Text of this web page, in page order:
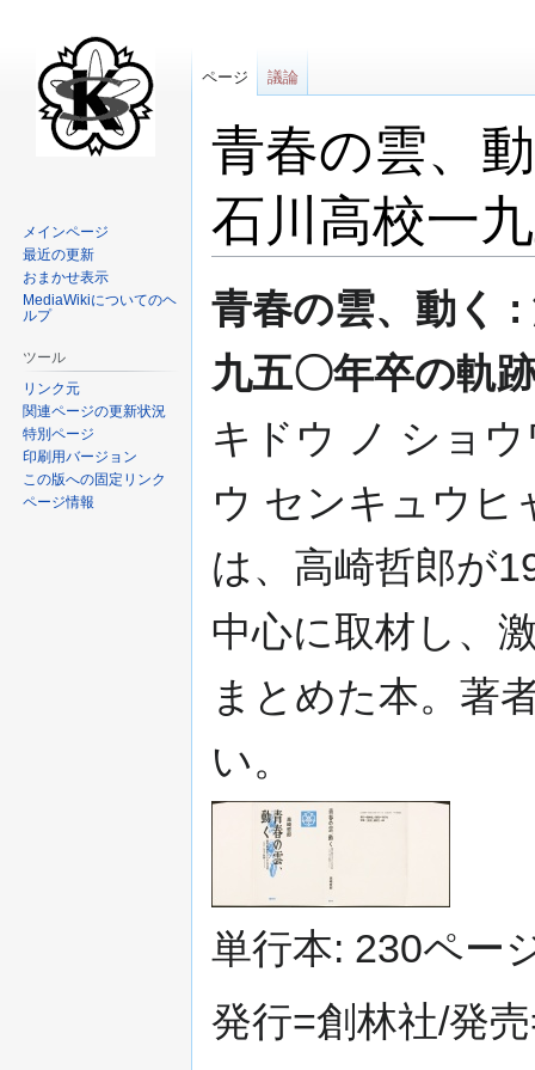
青春の雲、
石川高校一
ナ
ビ
ー
シ
ン
移
動
検
索
移
動
青春の雲、動く
九五〇年卒の軌
キドウ ノ ショ
ウ センキュウヒ
は、高崎哲郎が
中心に取材し、
まとめた本。著
い。
単行本: 230ペー
発行=創林社/発
ページ 議論
メインページ
最近の更新
おまかせ表示
MediaWikiについてのヘ
ルプ
ツール
リンク元
関連ページの更新状況
特別ページ
印刷用バージョン
この版への固定リンク
ページ情報